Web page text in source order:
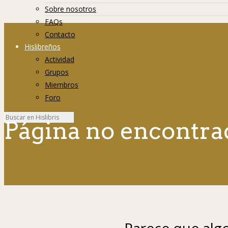
Sobre nosotros
FAQs
Contacto
Hislibreños
Actividad
Grupos
Miembros
Foro
Página no